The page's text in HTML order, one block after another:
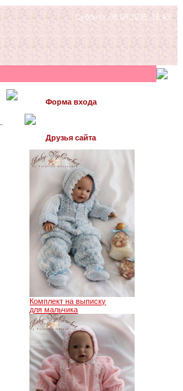
Суббота, 08.08.2026, 16:43
Форма входа
Друзья сайта
Комплект на выписку
для мальчика